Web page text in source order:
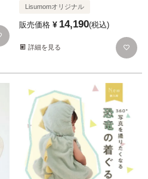
Lisumomオリジナル
販売価格 ¥ 14,190 税込
詳細を見る